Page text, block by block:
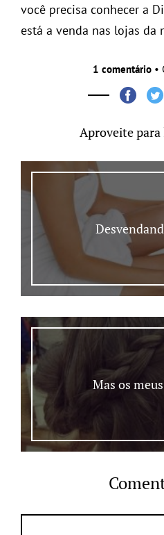
você precisa conhecer a
está a venda nas lojas da
1 comentário •
Aproveite
Mas os